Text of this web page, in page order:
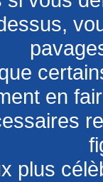
en
plus